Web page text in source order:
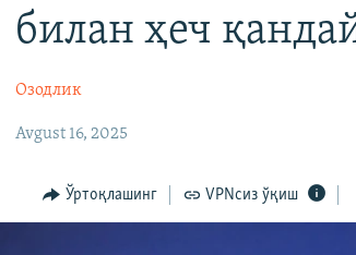
билан ҳеч
Озодлик
Avgust 16, 2025
Ўртоқлашинг VPNсиз ўқиш